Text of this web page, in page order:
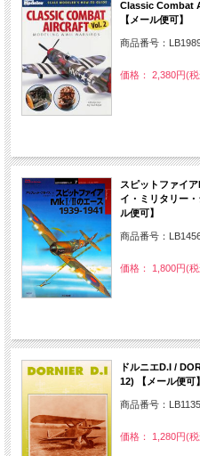
Classic Combat
【メール便可】
商品番号：
価格： 2,380円(
スピットファイ
イ・ミリタリー
ル便可】
商品番号：
価格： 1,800円(
ドルニエD.I /
12) 【メール便可】
商品番号：
価格： 1,280円(